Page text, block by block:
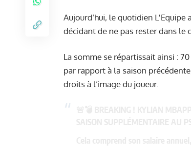
Aujourd’hui, le quotidien
décidant de ne pas rester dans le
La somme se répartissait ainsi :
par rapport à la saison
droits à l’image du joueur.